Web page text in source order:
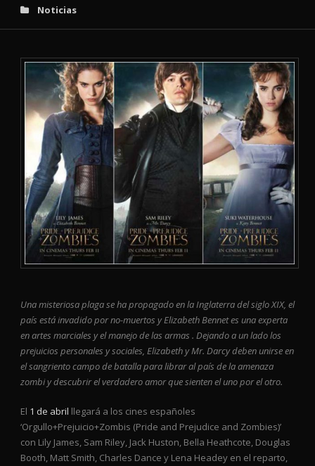
Noticias
Una misteriosa plaga se ha propagado en la Inglaterra del siglo XIX, el
país está invadido por no-muertos y Elizabeth Bennet es una experta
en artes marciales y el manejo de las armas . Dejando a un lado los
prejuicios personales y sociales, Elizabeth y Mr. Darcy deben unirse en
el sangriento campo de batalla para librar al país de la amenaza
zombi y descubrir el verdadero amor que sienten el uno por el otro.
El 1 de abril llegará a los cines españoles
‘Orgullo+Prejuicio+Zombis (Pride and Prejudice and Zombies)’
con Lily James, Sam Riley, Jack Huston, Bella Heathcote, Douglas
Booth, Matt Smith, Charles Dance y Lena Headey en el reparto,